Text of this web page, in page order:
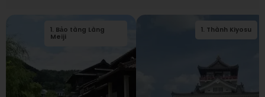
1. Bảo tàng Làng
Meiji
1. Thành Kiyosu